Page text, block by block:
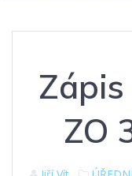
ZO